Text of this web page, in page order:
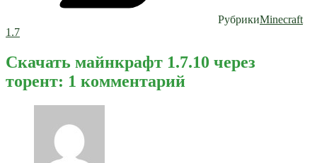
РубрикиMinecraft
1.7
Скачать майнкрафт 1.7.10 через
торент: 1 комментарий